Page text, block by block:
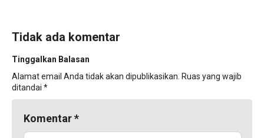
Tidak ada komentar
Tinggalkan Balasan
Alamat email Anda tidak akan dipublikasikan. Ruas yang wajib
ditandai *
Komentar*